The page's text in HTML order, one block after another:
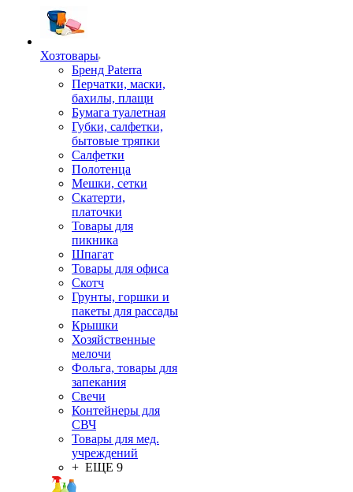
Хозтовары
Бренд Paterra
Перчатки, маски,
бахилы, плащи
Бумага туалетная
Губки, салфетки,
бытовые тряпки
Салфетки
Полотенца
Мешки, сетки
Скатерти,
платочки
Товары для
пикника
Шпагат
Товары для офиса
Скотч
Грунты, горшки и
пакеты для рассады
Крышки
Хозяйственные
мелочи
Фольга, товары для
запекания
Свечи
Контейнеры для
СВЧ
Товары для мед.
учреждений
+ ЕЩЕ 9